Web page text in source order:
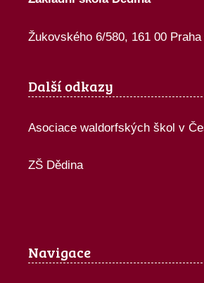
Žukovského 6/580, 161 00
Další odkazy
Asociace waldorfských škol v
ZŠ Dědina
Navigace